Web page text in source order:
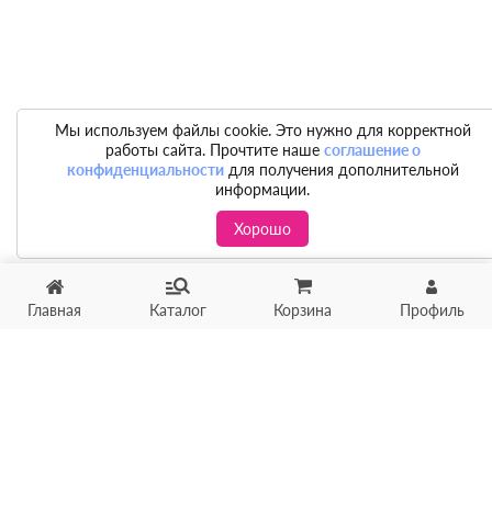
Главная Каталог Корзина Профиль
Мы используем файлы cookie. Это нужно для корректной
работы сайта. Прочтите наше соглашение о
конфиденциальностидля получения дополнительной
информации.
Хорошо